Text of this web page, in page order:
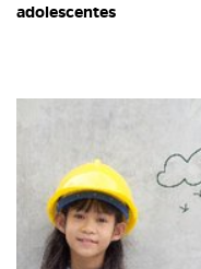
adolescentes